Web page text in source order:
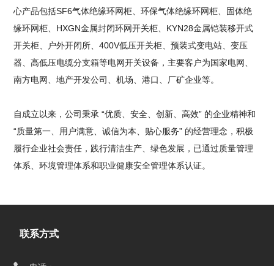
心产品包括SF6气体绝缘环网柜、环保气体绝缘环网柜、固体绝
缘环网柜、HXGN金属封闭环网开关柜、KYN28金属铠装移开式
开关柜、户外开闭所、400V低压开关柜、预装式变电站、变压
器、高低压电缆分支箱等电网开关设备，主要客户为国家电网、
南方电网、地产开发公司、机场、港口、厂矿企业等。
自成立以来，公司秉承 “优质、安全、创新、高效” 的企业精神和
“质量第一、用户满意、诚信为本、贴心服务” 的经营理念，积极
履行企业社会责任，践行清洁生产、绿色发展，已通过质量管理
体系、环境管理体系和职业健康安全管理体系认证。
联系方式